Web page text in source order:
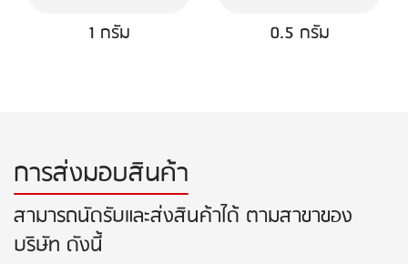
1 กรัม 0.5 กรัม
การส่งมอบสินค้า
สามารถนัดรับและส่งสินค้าได้ ตามสาขาของ
บริษัท ดังนี้